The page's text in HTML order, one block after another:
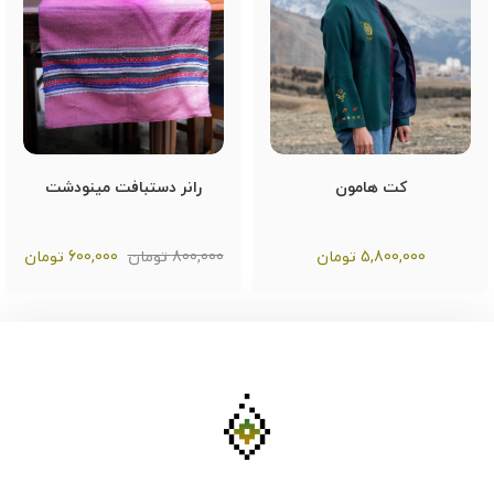
کت هامون
5,800,000 تومان
رانر دستبافت مینودشت
800,000 تومان 600,000 تومان